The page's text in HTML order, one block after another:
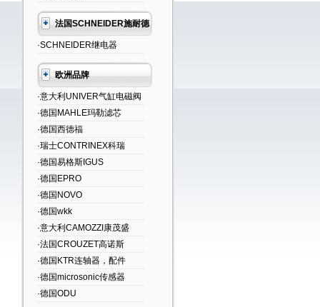
法国SCHNEIDER施耐德
·SCHNEIDER继电器
欧洲品牌
·意大利UNIVER气缸电磁阀
·德国MAHLE玛勒滤芯
·德国西德福
·瑞士CONTRINEX科瑞
·德国易格斯IGUS
·德国EPRO
·德国NOVO
·德国wkk
·意大利CAMOZZI康茂盛
·法国CROUZET高诺斯
·德国KTR连轴器，配件
·德国microsonic传感器
·德国ODU